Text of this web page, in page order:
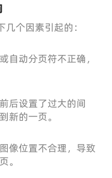
个因素引起的：
自动分页符不正确，
后设置了过大的间
新的一页。
像位置不合理，导致
。